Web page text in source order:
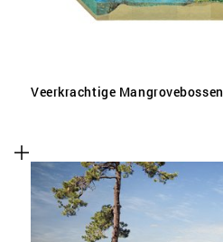
Veerkrachtige Mangrovebossen